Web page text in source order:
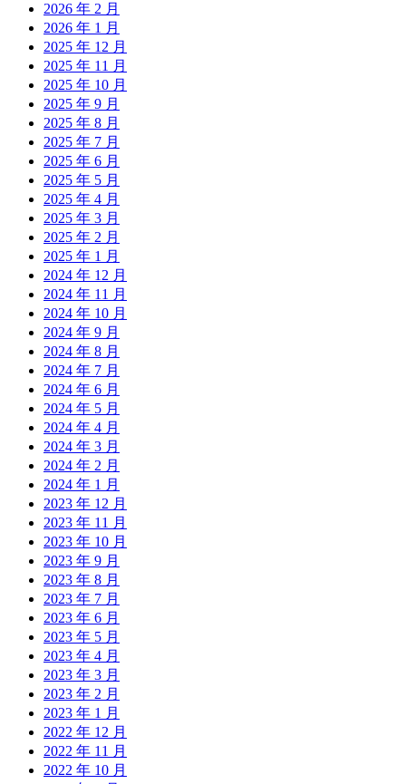
2026 年 2 月
2026 年 1 月
2025 年 12 月
2025 年 11 月
2025 年 10 月
2025 年 9 月
2025 年 8 月
2025 年 7 月
2025 年 6 月
2025 年 5 月
2025 年 4 月
2025 年 3 月
2025 年 2 月
2025 年 1 月
2024 年 12 月
2024 年 11 月
2024 年 10 月
2024 年 9 月
2024 年 8 月
2024 年 7 月
2024 年 6 月
2024 年 5 月
2024 年 4 月
2024 年 3 月
2024 年 2 月
2024 年 1 月
2023 年 12 月
2023 年 11 月
2023 年 10 月
2023 年 9 月
2023 年 8 月
2023 年 7 月
2023 年 6 月
2023 年 5 月
2023 年 4 月
2023 年 3 月
2023 年 2 月
2023 年 1 月
2022 年 12 月
2022 年 11 月
2022 年 10 月